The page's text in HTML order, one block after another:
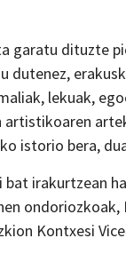
dituzte
dutenez,
lekuak,
istorio bera,
irakurtzean
Kontxesi